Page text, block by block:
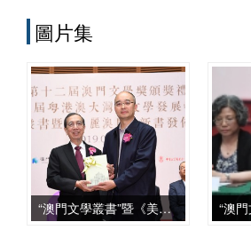
哲學社會科學工作座談會上發表重要講
話、中共中央辦公廳2022年印發《國家
“十四五”時期哲學社會科學發展規劃》以
來，澳門的高等院校、澳門基金會和學術
團體作為知識產出、傳播和實踐的主體，
在構建哲學社會科學自主知識體系的征程
上，從學科建設、智庫服務、文化傳承到
國際對話等諸方面，都發揮了自身獨特的
作用，呈現出多元化、本土化、交叉化與
實務化的發展特點。
圖片集
“澳門文學叢書”暨《美麗澳門》新書發佈會